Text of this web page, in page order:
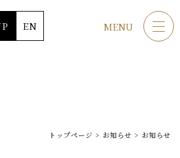
EN MENU
トップページ > お知らせ > お知らせ